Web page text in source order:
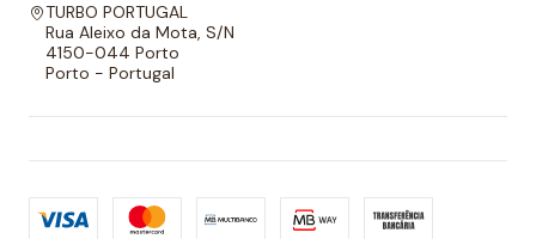
TURBO PORTUGAL
Rua Aleixo da Mota, S/N
4150-044 Porto
Porto - Portugal